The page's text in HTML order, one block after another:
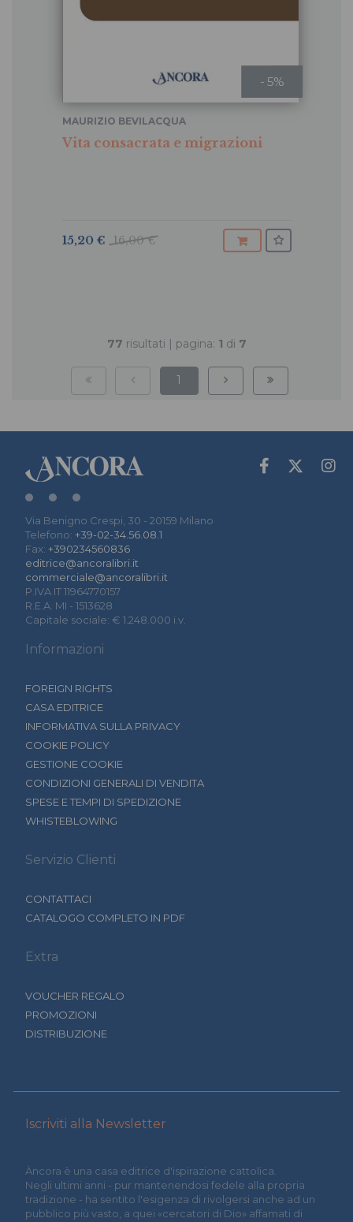
- 5%
Vita consacrata e migrazioni
MAURIZIO BEVILACQUA
16,00 €
15,20 €
77 risultati | pagina: 1 di 7
1
Via Benigno Crespi, 30 - 20159 Milano
Telefono: +39-02-34.56.08.1
Fax: +390234560836
editrice@ancoralibri.it
commerciale@ancoralibri.it
P.IVA IT 11964770157
R.E.A. MI - 1513628
Capitale sociale: € 1.248.000 i.v.
Informazioni
FOREIGN RIGHTS
CASA EDITRICE
INFORMATIVA SULLA PRIVACY
COOKIE POLICY
GESTIONE COOKIE
CONDIZIONI GENERALI DI VENDITA
SPESE E TEMPI DI SPEDIZIONE
WHISTEBLOWING
Servizio Clienti
CONTATTACI
CATALOGO COMPLETO IN PDF
Extra
VOUCHER REGALO
PROMOZIONI
DISTRIBUZIONE
Iscriviti alla Newsletter
Àncora è una casa editrice d'ispirazione cattolica.
Negli ultimi anni - pur mantenendosi fedele alla propria
tradizione - ha sentito l'esigenza di rivolgersi anche ad un
pubblico più vasto, a quei «cercatori di Dio» affamati di